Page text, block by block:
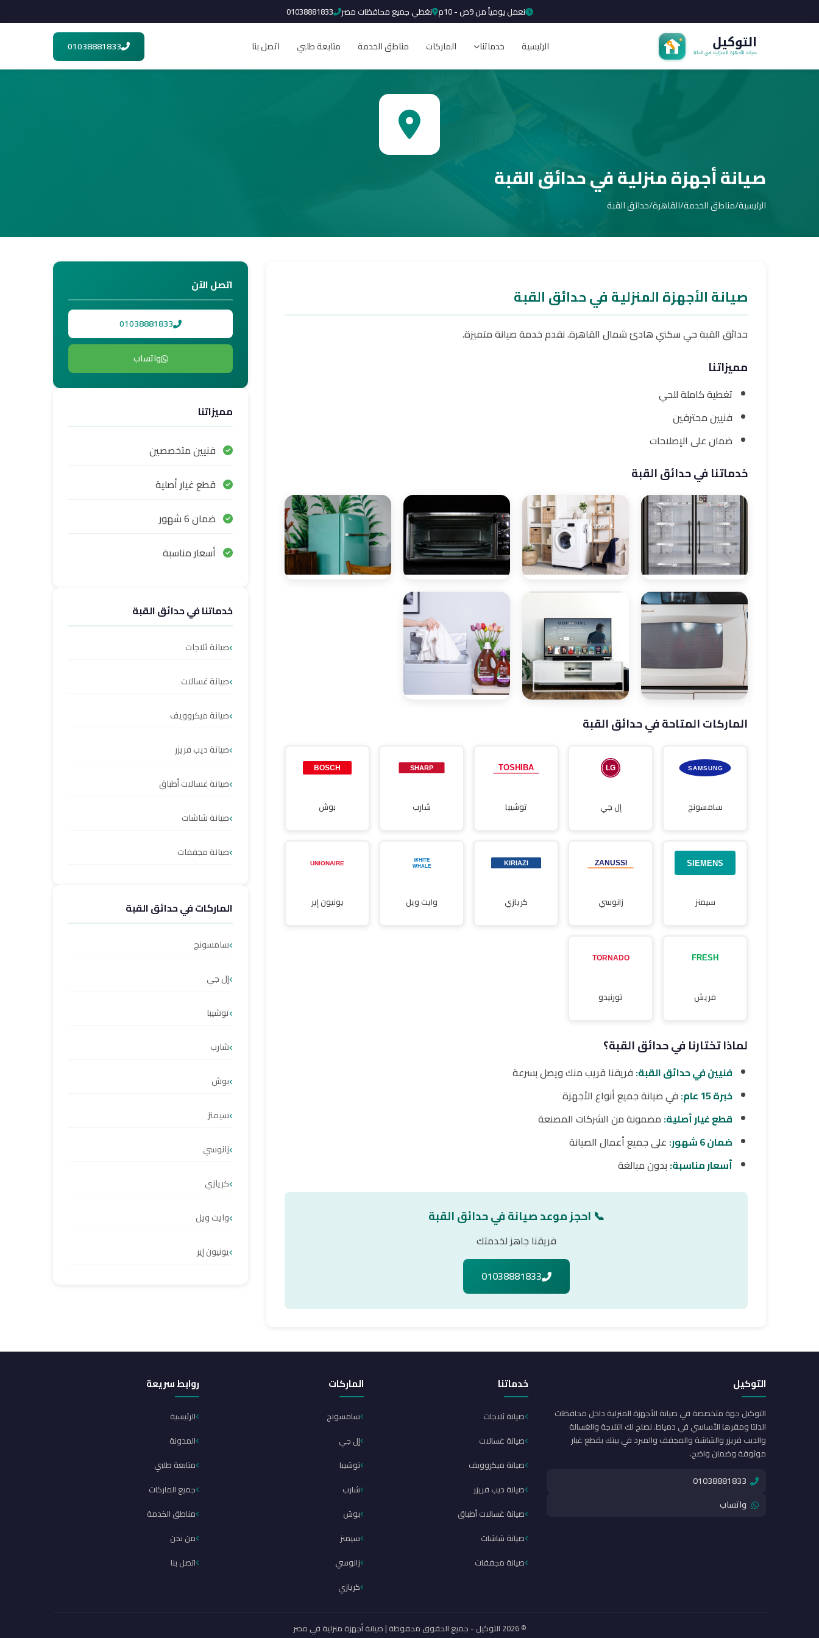
نعمل يومياً من 9ص - 10م نغطي جميع محافظات مصر 01038881833
الرئيسية خدماتنا الماركات مناطق الخدمة متابعة طلبي اتصل بنا 01038881833
صيانة أجهزة منزلية في حدائق القبة
الرئيسية/مناطق الخدمة/القاهرة/حدائق القبة
صيانة الأجهزة المنزلية في حدائق القبة
حدائق القبة حي سكني هادئ شمال القاهرة. نقدم خدمة صيانة متميزة.
مميزاتنا
تغطية كاملة للحي
فنيين محترفين
ضمان على الإصلاحات
خدماتنا في حدائق القبة
صيانة ثلاجات صيانة غسالات
صيانة
ميكروويف
أطباق
صيانة مجففات
الماركات المتاحة في حدائق القبة
سامسونج إل جي توشيبا شارب بوش
سيمنز زانوسي كريازي وايت ويل يونيون إير
فريش تورنيدو
لماذا تختارنا في حدائق القبة؟
فنيين في حدائق القبة: فريقنا قريب منك ويصل بسرعة
خبرة 15 عام:
في صيانة جميع أنواع الأجهزة
قطع غيار أصلية: مضمونة من الشركات المصنعة
ضمان 6 شهور:
على جميع أعمال الصيانة
أسعار مناسبة: بدون مبالغة
📞 احجز موعد صيانة في حدائق القبة
فريقنا جاهز لخدمتك
01038881833
اتصل الآن
01038881833
واتساب
مميزاتنا
فنيين متخصصين
قطع غيار أصلية
ضمان 6 شهور
أسعار مناسبة
خدماتنا في حدائق القبة
صيانة ثلاجات
صيانة غسالات
صيانة ميكروويف
صيانة ديب فريزر
صيانة غسالات أطباق
صيانة شاشات
صيانة مجففات
الماركات في حدائق القبة
سامسونج
إل جي
توشيبا
شارب
بوش
سيمنز
زانوسي
كريازي
وايت ويل
يونيون إير
التوكيل
التوكيل جهة متخصصة في صيانة الأجهزة المنزلية داخل محافظات
الدلتا ومقرها الأساسي في دمياط. نصلح لك التلاجة والغسالة
والديب فريزر والشاشة والمجفف والمبرد في بيتك بقطع غيار
موثوقة وضمان واضح.
01038881833
واتساب
خدماتنا
صيانة ثلاجات
صيانة غسالات
صيانة ميكروويف
صيانة ديب فريزر
صيانة غسالات أطباق
صيانة شاشات
صيانة مجففات
الماركات
سامسونج
إل جي
توشيبا
شارب
بوش
سيمنز
زانوسي
كريازي
روابط سريعة
الرئيسية
المدونة
متابعة طلبي
جميع الماركات
مناطق الخدمة
من نحن
اتصل بنا
© 2026 التوكيل - جميع الحقوق محفوظة | صيانة أجهزة منزلية في مصر